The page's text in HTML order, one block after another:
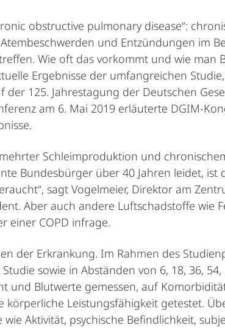
obstructive pulmonary disease“:
und Entzündungen im
Wie oft das vorkommt und wie man
Ergebnisse der umfangreichen
125. Jahrestagung der Deutschen
am 6. Mai 2019 erläuterte DGIM-
Schleimproduktion und
Bundesbürger über 40 Jahren leidet, ist
sagt Vogelmeier, Direktor am
Aber auch andere Luftschadstoffe wie
einer COPD infrage.
der Erkrankung. Im Rahmen des
sowie in Abständen von 6, 18, 36,
und Blutwerte gemessen, auf
Leistungsfähigkeit getestet.
Aktivität, psychische Befindlichkeit,